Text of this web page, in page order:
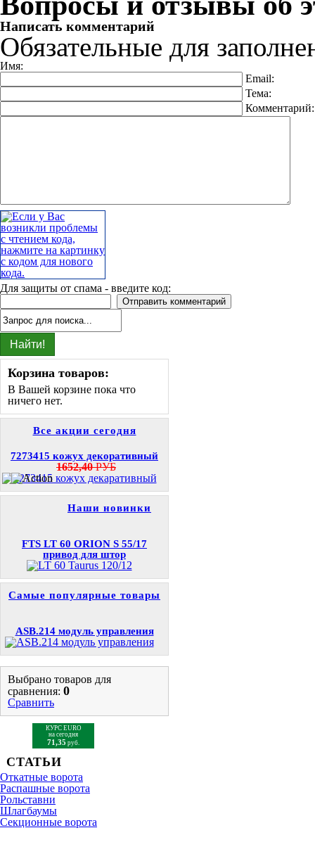
Написать комментарий
Обязательные для
Имя:
Email:
Тема:
Для защиты от спама - введите код:
Корзина товаров:
В Вашей корзине пока что
ничего нет.
Все акции сегодня
7273415 кожух декоративный
1652,40РУБ
Наши новинки
FTS LT 60 ORION S 55/17
привод для штор
Самые популярные товары
ASB.214 модуль управления
Выбрано товаров для
сравнения: 0
Сравнить
КУРС EURO
на сегодня
71,35 руб.
СТАТЬИ
Откатные ворота
Распашные ворота
Рольставни
Шлагбаумы
Cекционные ворота